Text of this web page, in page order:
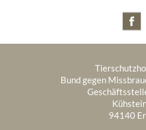
Bund gegen
94140